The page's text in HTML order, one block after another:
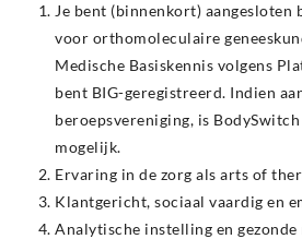
Je bent (binnenkort) aangesloten
voor orthomoleculaire
Medische Basiskennis volgens
bent BIG-geregistreerd. Indien
beroepsvereniging, is
mogelijk.
Ervaring in de zorg als arts of
Klantgericht, sociaal vaardig en
Analytische instelling en